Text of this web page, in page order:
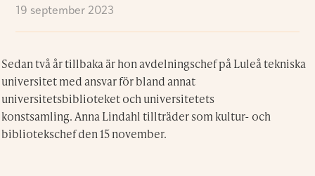
19 september 2023
Sedan två år tillbaka är hon avdelningschef på Luleå tekniska
universitet med ansvar för bland annat
universitetsbiblioteket och universitetets
konstsamling. Anna Lindahl tillträder som kultur- och
bibliotekschef den 15 november.